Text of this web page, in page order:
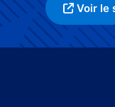
Voir le